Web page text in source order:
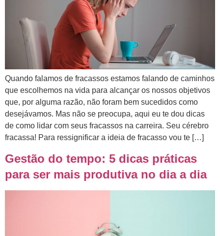
Quando falamos de fracassos estamos falando de caminhos
que escolhemos na vida para alcançar os nossos objetivos
que, por alguma razão, não foram bem sucedidos como
desejávamos. Mas não se preocupa, aqui eu te dou dicas
de como lidar com seus fracassos na carreira. Seu cérebro
fracassa! Para ressignificar a ideia de fracasso vou te […]
Gestão do tempo: 5 dicas práticas
para ser mais produtiva no dia a dia